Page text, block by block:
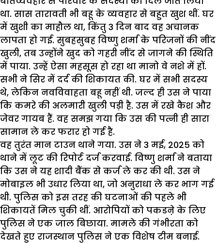
था. सास तारावती भी बहू के व्यवहार से बहुत खुश थीं. घर
में खुशी का माहौल था, किंतु 3 दिन बाद वह अचानक
लापता हो गई. सुबहसुबह विष्णु शर्मा के परिजनों की नींद
खुली, तब उन्होंने खुद को गहरी नींद से जागने की स्थिति
में पाया. उन्हें ऐसा महसूस हो रहा था मानो वे नशे में हों.
सभी ने सिर में दर्द की शिकायत की. घर में सभी सदस्य
थे, लेकिन नवविवाहता बहू नहीं थी. जल्द ही उस ने पाया
कि कमरे की अलमारी खुली पड़ी है. उस में रखे कैश और
जेवर गायब हैं. वह समझ गया कि उस की पत्नी ही सारा
सामान ले कर फरार हो गई है.
वह तुरंत मान टाउन थाने गया. उस ने 3 मई, 2025 को
थाने में लूट की रिपोर्ट दर्ज करवाई. विष्णु शर्मा ने बताया
कि उस ने यह शादी बैंक से कर्ज ले कर की थी. उस ने
मोबाइल भी उधार लिया था, जो अनुराधा ले कर भाग गई
थी. पुलिस को इस तरह की घटनाओं की पहले भी
शिकायतें मिल चुकी थीं. आरोपियों को पकडऩे के लिए
पुलिस ने एक जाल बिछाया. मामले की गंभीरता को
देखते हुए राजस्थान पुलिस ने एक विशेष टीम बनाई.